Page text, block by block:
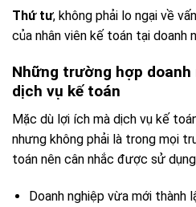
Thứ tư, không phải lo ngại về
của nhân viên kế toán tại doanh
Những trường hợp doanh
dịch vụ kế toán
Mặc dù lợi ích mà dịch vụ kế
nhưng không phải là trong mọi
toán nên cân nhắc được sử
Doanh nghiệp vừa mới thành